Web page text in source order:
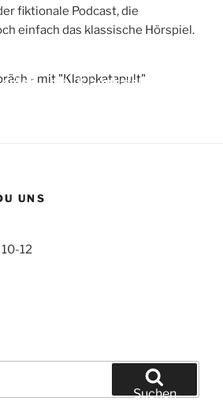
fiktionale Podcast, die
einfach das klassische Hörspiel.
– mit „Klappkatapult“
UNS
12
Suchen